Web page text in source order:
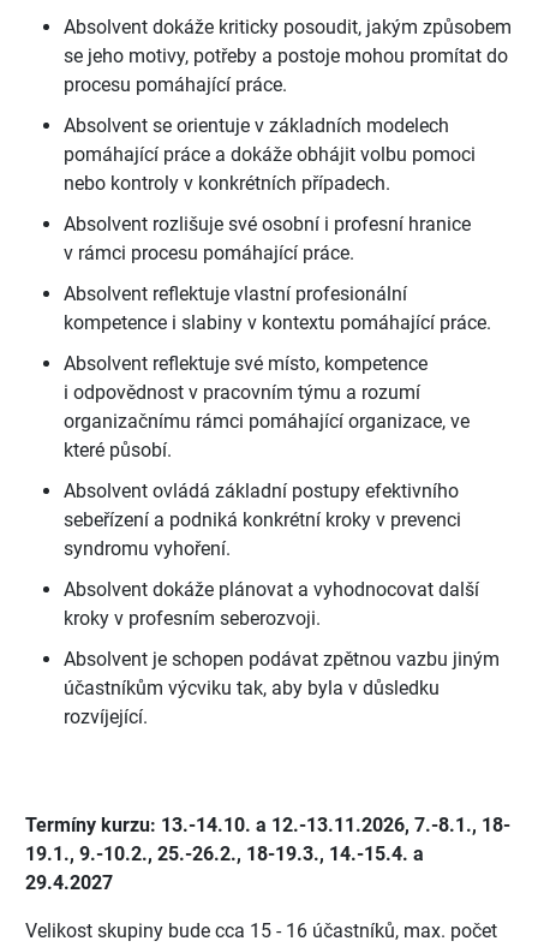
Absolvent dokáže kriticky posoudit, jakým způsobem
se jeho motivy, potřeby a postoje mohou promítat do
procesu pomáhající práce.
Absolvent se orientuje v základních modelech
pomáhající práce a dokáže obhájit volbu pomoci
nebo kontroly v konkrétních případech.
Absolvent rozlišuje své osobní i profesní hranice
v rámci procesu pomáhající práce.
Absolvent reflektuje vlastní profesionální
kompetence i slabiny v kontextu pomáhající práce.
Absolvent reflektuje své místo, kompetence
i odpovědnost v pracovním týmu a rozumí
organizačnímu rámci pomáhající organizace, ve
které působí.
Absolvent ovládá základní postupy efektivního
sebeřízení a podniká konkrétní kroky v prevenci
syndromu vyhoření.
Absolvent dokáže plánovat a vyhodnocovat další
kroky v profesním seberozvoji.
Absolvent je schopen podávat zpětnou vazbu jiným
účastníkům výcviku tak, aby byla v důsledku
rozvíjející.
Termíny kurzu: 13.-14.10. a 12.-13.11.2026, 7.-8.1., 18-
19.1., 9.-10.2., 25.-26.2., 18-19.3., 14.-15.4. a
29.4.2027
Velikost skupiny bude cca 15 - 16 účastníků, max. počet